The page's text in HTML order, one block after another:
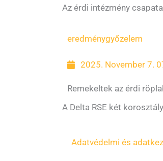
Az érdi intézmény
eredménygyőzelem
2025. November 7.
Remekeltek az érdi
A Delta RSE két
Adatvédelmi és